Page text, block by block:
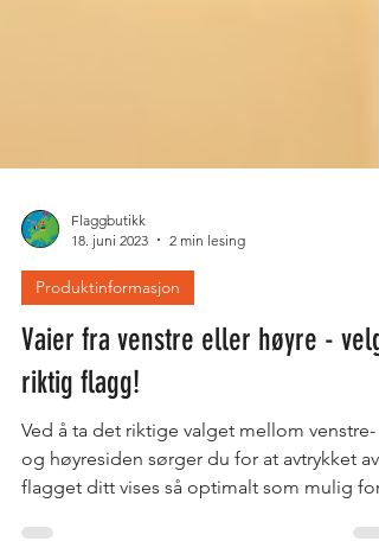
18. juni 2023
Produktinformasjon
Vaier fra venstre eller høyre - velg
riktig flagg!
Ved å ta det riktige valget mellom venstre-
og høyresiden sørger du for at avtrykket av
flagget ditt vises så optimalt som mulig for